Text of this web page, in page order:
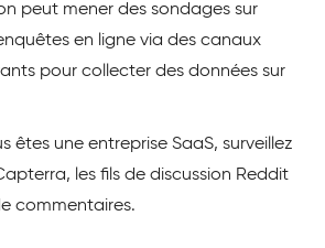
peut mener des sondages sur
en ligne via des canaux
pour collecter des données sur
êtes une entreprise SaaS, surveillez
les fils de discussion Reddit
commentaires.